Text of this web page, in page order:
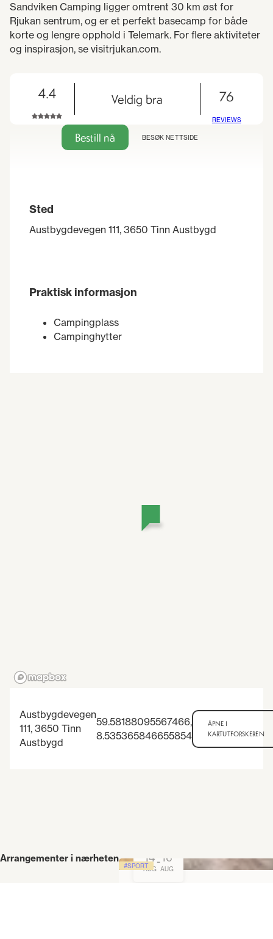
Sandviken Camping ligger omtrent 30 km øst for
Rjukan sentrum, og er et perfekt basecamp for både
korte og lengre opphold i Telemark. For flere aktiviteter
og inspirasjon, se visitrjukan.com.
4.4 Veldig bra 76
REVIEWS
Bestill nå BESØK NETTSIDE
Sted
Austbygdevegen 111, 3650 Tinn Austbygd
Praktisk informasjon
Campingplass
Campinghytter
Austbygdevegen
111, 3650 Tinn
Austbygd
59.58188095567466,
8.535365846655854
ÅPNE I
KARTUTFORSKEREN
Arrangementer i nærheten
SPORT
14
AUG
- 16
AUG